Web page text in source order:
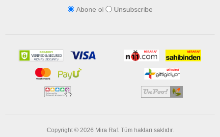
Abone ol Unsubscribe
Copyright © 2026 Mira Raf. Tüm hakları saklıdır.